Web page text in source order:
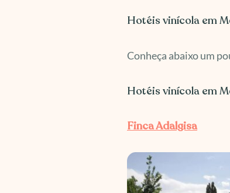
Hotéis vinícola em
Conheça abaixo um
Hotéis vinícola em
Finca Adalgisa